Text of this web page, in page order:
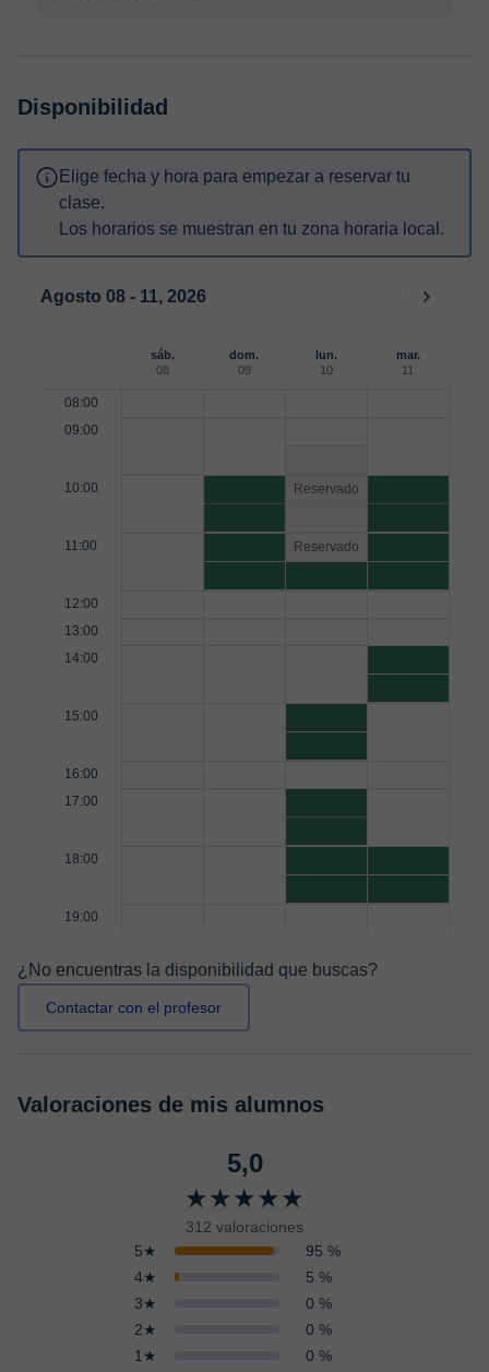
Disponibilidad
Elige fecha y hora para empezar a reservar tu
clase.
Los horarios se muestran en tu zona horaria local.
Agosto 08 - 11, 2026
sáb.
08
dom.
09
lun.
10
mar.
11
08:00
09:00
10:00 Reservado
11:00 Reservado
12:00
13:00
14:00
15:00
16:00
17:00
18:00
19:00
¿No encuentras la disponibilidad que buscas?
Contactar con el profesor
Valoraciones de mis alumnos
5,0
★★★★★
312 valoraciones
5★
95 %
4★
5 %
3★
0 %
2★
0 %
1★
0 %